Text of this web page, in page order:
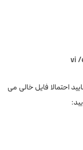
vi /
احتمالا فایل خالی می